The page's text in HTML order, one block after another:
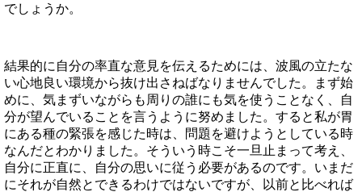
でしょうか。
結果的に自分の率直な意見を伝えるためには、波風の立たな
い心地良い環境から抜け出さねばなりませんでした。まず始
めに、気まずいながらも周りの誰にも気を使うことなく、自
分が望んでいることを言うように努めました。すると私が胃
にある種の緊張を感じた時は、問題を避けようとしている時
なんだとわかりました。そういう時こそ一旦止まって考え、
自分に正直に、自分の思いに従う必要があるのです。いまだ
にそれが自然とできるわけではないですが、以前と比べれば